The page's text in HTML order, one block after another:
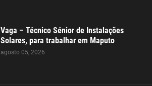
Vaga – Técnico Sénior de Instalações
Solares, para trabalhar em Maputo
agosto 05, 2026